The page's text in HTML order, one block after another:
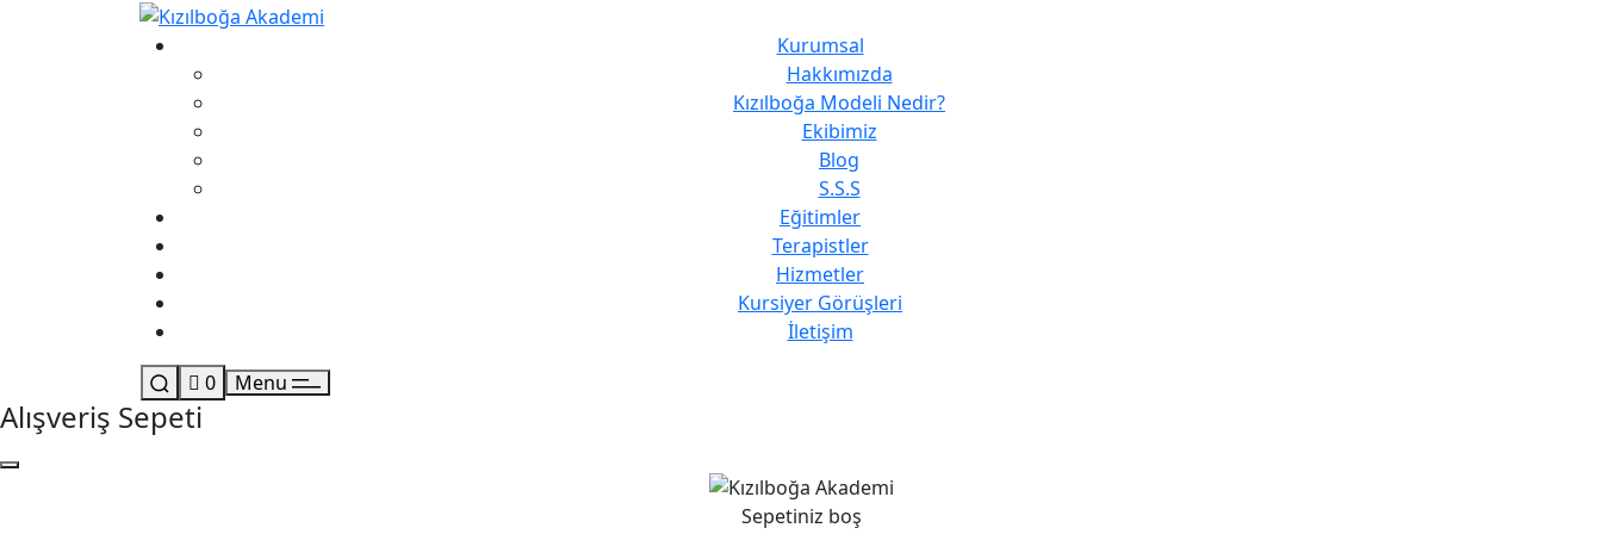
Kurumsal
Hakkımızda
Kızılboğa Modeli Nedir?
Ekibimiz
Blog
S.S.S
Eğitimler
Terapistler
Hizmetler
Kursiyer Görüşleri
İletişim
0
Menu
Alışveriş Sepeti
Sepetiniz boş